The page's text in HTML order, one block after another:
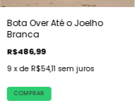
Bota Over Até o Joelho
Branca
R$486,99
9 x de R$54,11 sem juros
COMPRAR